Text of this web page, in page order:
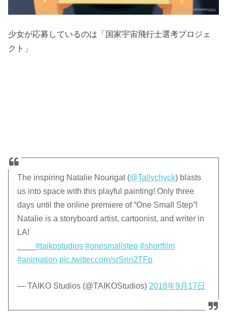
少女が応募しているのは「国家宇宙飛行士選考プロジェ
クト」
The inspiring Natalie Nourigat (@Tallychyck) blasts
us into space with this playful painting! Only three
days until the online premiere of “One Small Step”!
Natalie is a storyboard artist, cartoonist, and writer in
LA!
____#taikostudios #onesmallstep #shortfilm
#animation pic.twitter.com/srSnri2TFp
— TAIKO Studios (@TAIKOStudios)2018年9月17日